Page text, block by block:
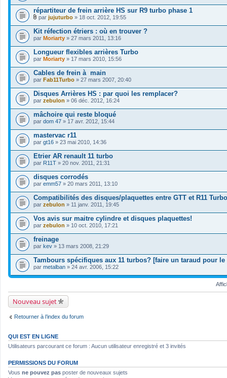
répartiteur de frein arrière HS sur R9 turbo phase 1
F
i
c
h
i
e
r
s
)
j
o
i
n
t
(
s
par jujuturbo » 18 oct. 2012, 19:55
Kit réfection étriers : où en trouver ?
par Moriarty » 27 mars 2011, 13:16
Longueur flexibles arrières Turbo
par Moriarty » 17 mars 2010, 15:56
Cables de frein à main
par Fab11Turbo » 27 mars 2007, 20:40
Disques Arrières HS : par quoi les remplacer?
par zebulon » 06 déc. 2012, 16:24
mâchoire qui reste bloqué
par dom 47 » 17 avr. 2012, 15:44
mastervac r11
par gt16 » 23 mai 2010, 14:36
Etrier AR renault 11 turbo
par R11T » 20 nov. 2011, 21:31
disques corrodés
par emm57 » 20 mars 2011, 13:10
Compatibilités des disques/plaquettes entre GTT et R11 Turbo
par zebulon » 11 janv. 2011, 19:45
Vos avis sur maitre cylindre et disques plaquettes!
par zebulon » 10 oct. 2010, 17:21
freinage
par kev » 13 mars 2008, 21:29
Tambours spécifiques aux 11 turbos? [faire un taraud pour le
par metalban » 24 avr. 2006, 15:22
Nouveau sujet
Retourner à l’index du forum
QUI EST EN LIGNE
Utilisateurs parcourant ce forum : Aucun utilisateur enregistré et 3 invités
PERMISSIONS DU FORUM
Vous ne pouvez pas poster de nouveaux sujets